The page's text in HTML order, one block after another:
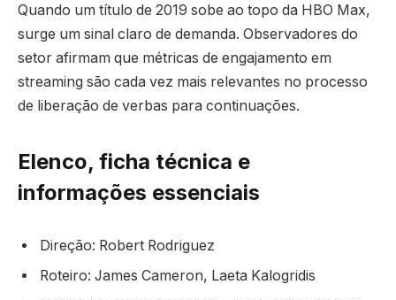
Quando um título de 2019 sobe ao topo da HBO Max,
surge um sinal claro de demanda. Observadores do
setor afirmam que métricas de engajamento em
streaming são cada vez mais relevantes no processo
de liberação de verbas para continuações.
Elenco, ficha técnica e
informações essenciais
Direção: Robert Rodriguez
Roteiro: James Cameron, Laeta Kalogridis